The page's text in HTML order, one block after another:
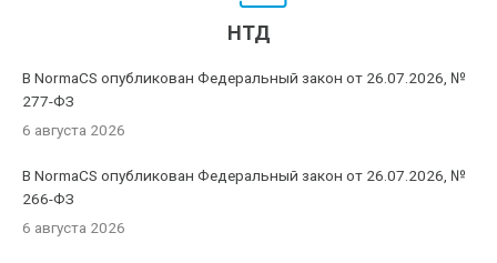
НТД
В NormaCS опубликован Федеральный закон от 26.07.2026, №
277-ФЗ
6 августа 2026
В NormaCS опубликован Федеральный закон от 26.07.2026, №
266-ФЗ
6 августа 2026